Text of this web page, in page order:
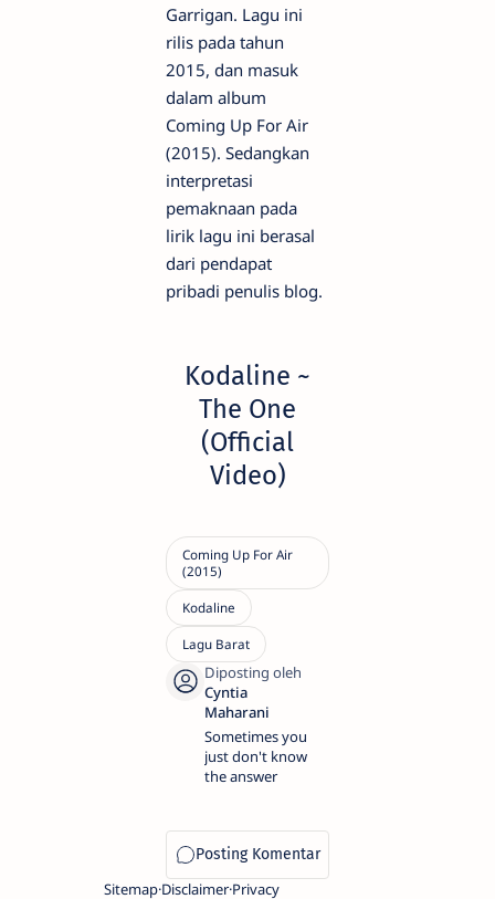
Garrigan. Lagu ini
rilis pada tahun
2015, dan masuk
dalam album
Coming Up For Air
(2015). Sedangkan
interpretasi
pemaknaan pada
lirik lagu ini berasal
dari pendapat
pribadi penulis blog.
Kodaline ~
The One
(Official
Video)
Sometimes you
just don't know
the answer
Sitemap Disclaimer Privacy